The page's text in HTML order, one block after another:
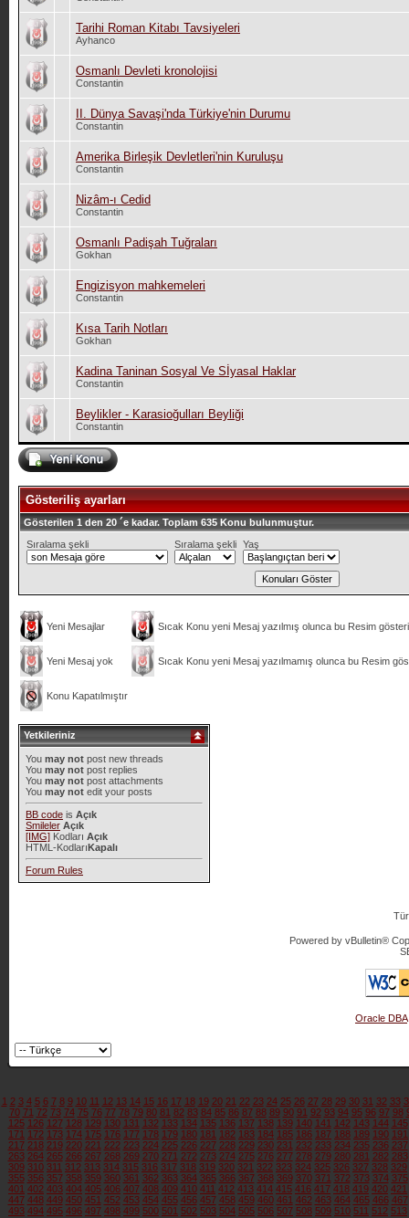
Tarihi Roman Kitabı Tavsiyeleri
Ayhanco
Osmanlı Devleti kronolojisi
Constantin
II. Dünya Savaşi'nda Türkiye'nin Durumu
Constantin
Amerika Birleşik Devletleri'nin Kuruluşu
Constantin
Nizâm-ı Cedid
Constantin
Osmanlı Padişah Tuğraları
Gokhan
Engizisyon mahkemeleri
Constantin
Kısa Tarih Notları
Gokhan
Kadina Taninan Sosyal Ve Sİyasal Haklar
Constantin
Beylikler - Karasioğulları Beyliği
Constantin
Gösteriliş ayarları
Gösterilen 1 den 20 ´e kadar. Toplam 635 Konu bulunmuştur.
Sıralama şekli
Sıralama şekli Yaş
Yeni Mesajlar Sıcak Konu yeni Mesaj yazılmış olunca bu Resim
Yeni Mesaj yok Sıcak Konu yeni Mesaj yazılmamış olunca bu Resim
Konu Kapatılmıştır
Yetkileriniz
You may notpost new threads
You may notpost replies
You may notpost attachments
You may notedit your posts
BB codeis Açık
Smileler Açık
[IMG]Kodları Açık
HTML-KodlarıKapalı
Forum Rules
Powered by vBulletin®
Oracle DBA
1 2 3 4 5 6 7 8 9 10 11 12 13 14 15 16 17 18 19 20 21 22 23 24 25 26 27 28 29 30 31 32 33
70 71 72 73 74 75 76 77 78 79 80 81 82 83 84 85 86 87 88 89 90 91 92 93 94 95 96 97 98
125 126 127 128 129 130 131 132 133 134 135 136 137 138 139 140 141 142 143 144 145
171 172 173 174 175 176 177 178 179 180 181 182 183 184 185 186 187 188 189 190 191
217 218 219 220 221 222 223 224 225 226 227 228 229 230 231 232 233 234 235 236 237
263 264 265 266 267 268 269 270 271 272 273 274 275 276 277 278 279 280 281 282 283
309 310 311 312 313 314 315 316 317 318 319 320 321 322 323 324 325 326 327 328 329
355 356 357 358 359 360 361 362 363 364 365 366 367 368 369 370 371 372 373 374 375
401 402 403 404 405 406 407 408 409 410 411 412 413 414 415 416 417 418 419 420 421
447 448 449 450 451 452 453 454 455 456 457 458 459 460 461 462 463 464 465 466 467
493 494 495 496 497 498 499 500 501 502 503 504 505 506 507 508 509 510 511 512 513